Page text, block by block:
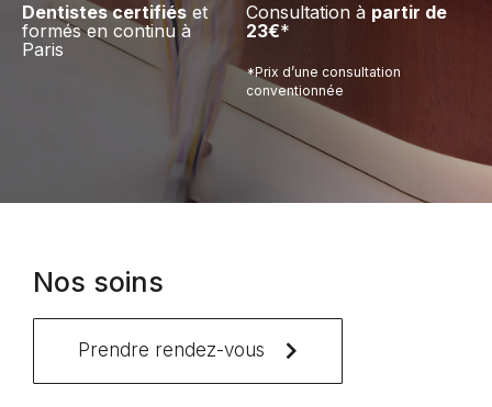
Dentistes certifiés et
formés en continu à
Paris
Consultation à partir de
23€*
*Prix d’une consultation
conventionnée
Nos soins
Prendre rendez-vous